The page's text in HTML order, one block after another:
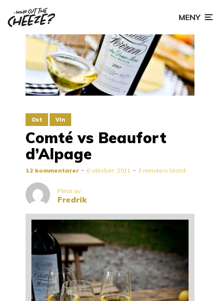
MENY
Ost Vin
Comté vs Beaufort
d’Alpage
12 kommentarer 6 oktober, 2011 3 minuters lästid
Plitat av
Fredrik